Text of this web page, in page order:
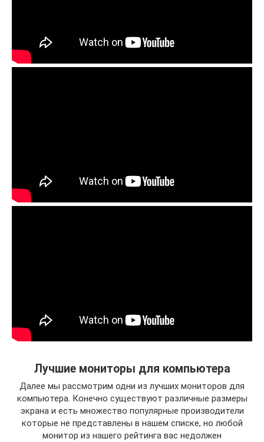
Лучшие мониторы для компьютера
Далее мы рассмотрим одни из лучших мониторов для
компьютера. Конечно существуют различные размеры
экрана и есть множество популярные производители
которые не представлены в нашем списке, но любой
монитор из нашего рейтинга вас недолжен